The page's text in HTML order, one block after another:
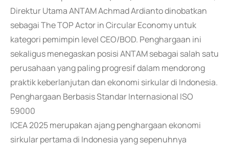
Direktur Utama ANTAM Achmad Ardianto dinobatkan
sebagai The TOP Actor in Circular Economy untuk
kategori pemimpin level CEO/BOD. Penghargaan ini
sekaligus menegaskan posisi ANTAM sebagai salah satu
perusahaan yang paling progresif dalam mendorong
praktik keberlanjutan dan ekonomi sirkular di Indonesia.
Penghargaan Berbasis Standar Internasional ISO
59000
ICEA 2025 merupakan ajang penghargaan ekonomi
sirkular pertama di Indonesia yang sepenuhnya